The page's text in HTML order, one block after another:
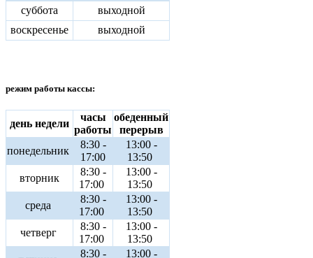
суббота
выходной
воскресенье
выходной
режим работы кассы:
день недели
часы
работы
обеденный
перерыв
понедельник
8:30 -
17:00
13:00 -
13:50
вторник
8:30 -
17:00
13:00 -
13:50
среда
8:30 -
17:00
13:00 -
13:50
четверг
8:30 -
17:00
13:00 -
13:50
8:30 -
13:00 -